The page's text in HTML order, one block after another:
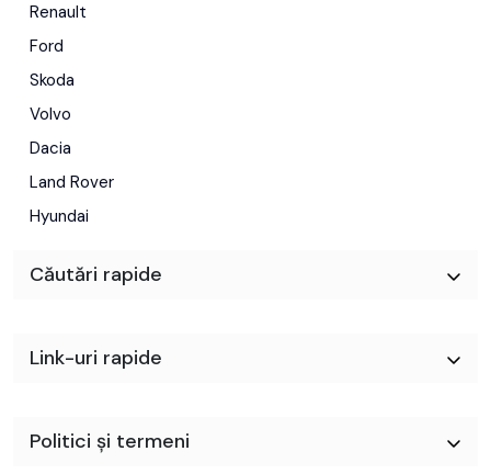
Renault
Ford
Skoda
Volvo
Dacia
Land Rover
Hyundai
Căutări rapide
Link-uri rapide
Politici și termeni